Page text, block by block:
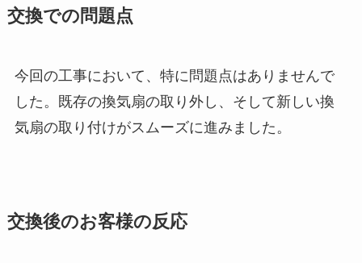
交換での問題点
今回の工事において、特に問題点はありませんで
した。既存の換気扇の取り外し、そして新しい換
気扇の取り付けがスムーズに進みました。
交換後のお客様の反応